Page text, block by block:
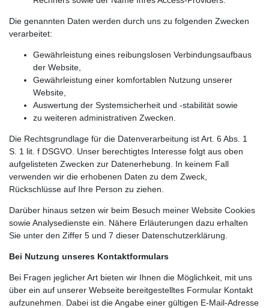
Die genannten Daten werden durch uns zu folgenden Zwecken
verarbeitet:
Gewährleistung eines reibungslosen Verbindungsaufbaus
der Website,
Gewährleistung einer komfortablen Nutzung unserer
Website,
Auswertung der Systemsicherheit und -stabilität sowie
zu weiteren administrativen Zwecken.
Die Rechtsgrundlage für die Datenverarbeitung ist Art. 6 Abs. 1
S. 1 lit. f DSGVO. Unser berechtigtes Interesse folgt aus oben
aufgelisteten Zwecken zur Datenerhebung. In keinem Fall
verwenden wir die erhobenen Daten zu dem Zweck,
Rückschlüsse auf Ihre Person zu ziehen.
Darüber hinaus setzen wir beim Besuch meiner Website Cookies
sowie Analysedienste ein. Nähere Erläuterungen dazu erhalten
Sie unter den Ziffer 5 und 7 dieser Datenschutzerklärung.
Bei Nutzung unseres Kontaktformulars
Bei Fragen jeglicher Art bieten wir Ihnen die Möglichkeit, mit uns
über ein auf unserer Webseite bereitgestelltes Formular Kontakt
aufzunehmen. Dabei ist die Angabe einer gültigen E-Mail-Adresse